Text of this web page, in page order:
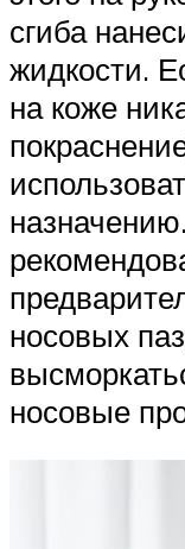
сгиба
жидкости.
на коже
носовых
носовые